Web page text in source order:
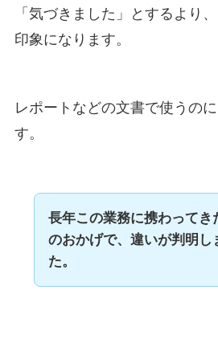
「気づきました」とするより
印象になります。
レポートなどの文書で使うの
す。
長年この業務に携わってき
のおかげで、違いが判明し
た。